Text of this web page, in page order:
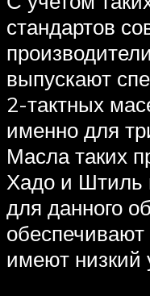
стандартов
выпускают
2-тактных
именно для
Масла таких
Хадо и Штиль
для данного
имеют низкий